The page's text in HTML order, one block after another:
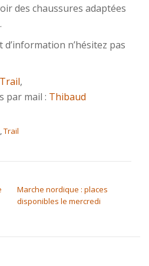
des chaussures adaptées
n’hésitez pas
,
par mail : Thibaud
,Trail
Marche nordique : places
disponibles le mercredi